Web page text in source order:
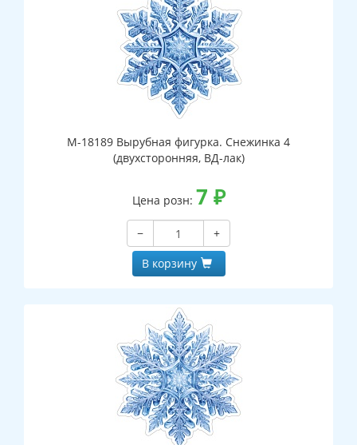
М-18189 Вырубная фигурка. Снежинка 4
(двухсторонняя, ВД-лак)
Цена розн: 7 ₽
−
+
В корзину